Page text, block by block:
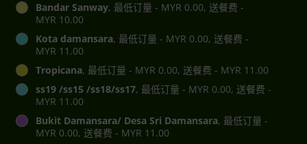
Bandar Sanway, 最低订量 - MYR 0.00, 送餐费 -
MYR 10.00
Kota damansara, 最低订量 - MYR 0.00, 送餐费 -
MYR 11.00
Tropicana, 最低订量 - MYR 0.00, 送餐费 - MYR 11.00
ss19 /ss15 /ss18/ss17, 最低订量 - MYR 0.00, 送餐费 -
MYR 11.00
Bukit Damansara/ Desa Sri Damansara, 最低订量 -
MYR 0.00, 送餐费 - MYR 11.00